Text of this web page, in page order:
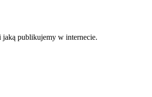
jaką publikujemy w internecie.